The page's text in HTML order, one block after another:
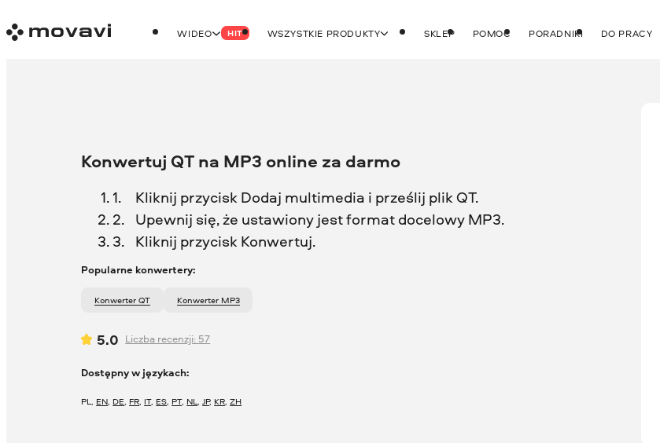
WIDEO HIT WSZYSTKIE PRODUKTY SKLEP POMOC PORADNIKI DO PRACY
Konwertuj QT na MP3 online za darmo
Kliknij przycisk Dodaj multimedia i prześlij plik QT.
Upewnij się, że ustawiony jest format docelowy MP3.
Kliknij przycisk Konwertuj.
Popularne konwertery:
Konwerter QT Konwerter MP3
5.0 Liczba recenzji: 57
Dostępny w językach:
PL, EN, DE, FR, IT, ES, PT, NL,JP, KR,ZH